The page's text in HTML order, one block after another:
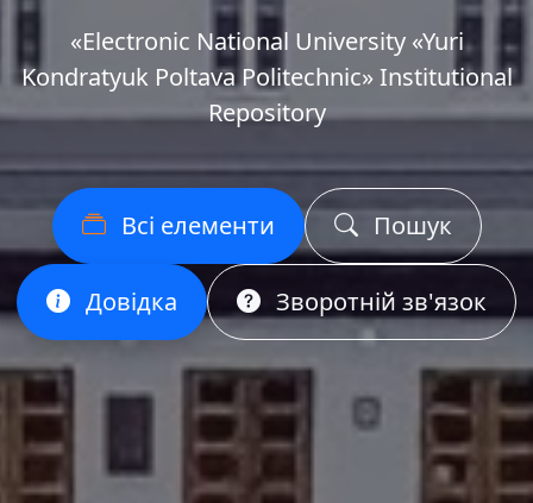
«Еlectronic National University «Yuri
Kondratyuk Poltava Politechnic» Institutional
Repository
Всі елементи Пошук
Довідка Зворотній зв'язок